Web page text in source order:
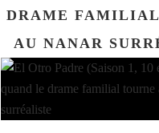
DRAME FAMILIAL
AU NANAR